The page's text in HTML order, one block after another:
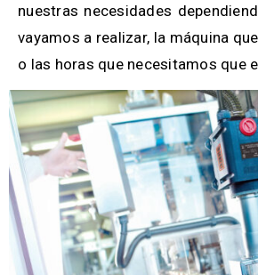
nuestras necesidades
vayamos a realizar, la máquina
o las horas que necesitamos que